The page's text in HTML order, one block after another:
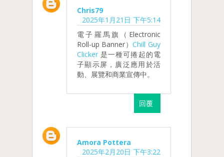
Chris79
2025年1月21日 下午5:14
電子羅馬旗（Electronic
Roll-up Banner）Chill Guy
Clicker 是一種可捲起的電
子顯示屏，廣泛應用於活
動、展覽和商業宣傳中。
回覆
Amora Pottera
2025年2月20日 下午3:22